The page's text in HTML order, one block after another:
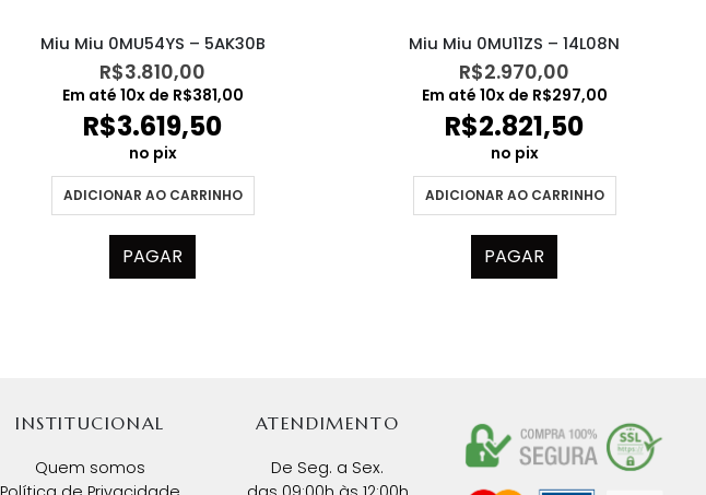
Miu Miu 0MU54YS – 5AK30B
R$3.810,00
Em até 10x de R$381,00
R$3.619,50
no pix
ADICIONAR AO CARRINHO
PAGAR
Miu Miu 0MU11ZS – 14L08N
R$2.970,00
Em até 10x de R$297,00
R$2.821,50
no pix
ADICIONAR AO CARRINHO
PAGAR
INSTITUCIONAL
Quem somos
ATENDIMENTO
De Seg. a Sex.